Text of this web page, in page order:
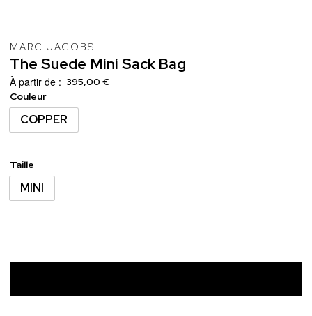
MARC JACOBS
The Suede Mini Sack Bag
À partir de : 395,00 €
Couleur
COPPER
Taille
MINI